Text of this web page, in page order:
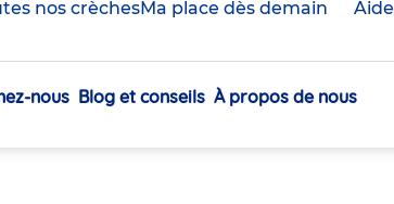
nos crèchesMa place dès demain Aide
nous Blog et conseils À propos de nous